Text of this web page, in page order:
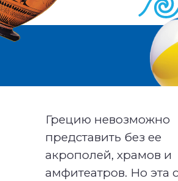
Грецию невозможно
представить без ее
акрополей, храмов и
амфитеатров. Но эта